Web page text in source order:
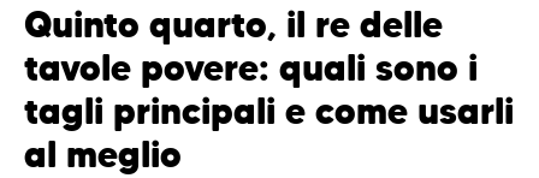
Quinto quarto, il re delle
tavole povere: quali sono i
tagli principali e come usarli
al meglio